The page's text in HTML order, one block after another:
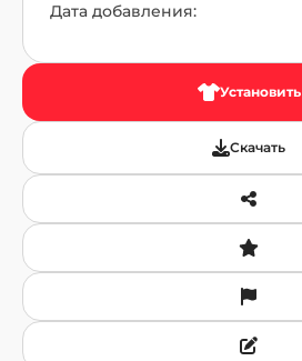
Дата добавления:
Установить
Скачать